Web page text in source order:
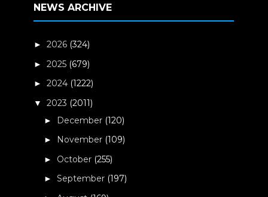
NEWS ARCHIVE
►2026 (324)
►2025 (679)
►2024 (1222)
▼2023 (2011)
► December (120)
► November (109)
► October (255)
►September (197)